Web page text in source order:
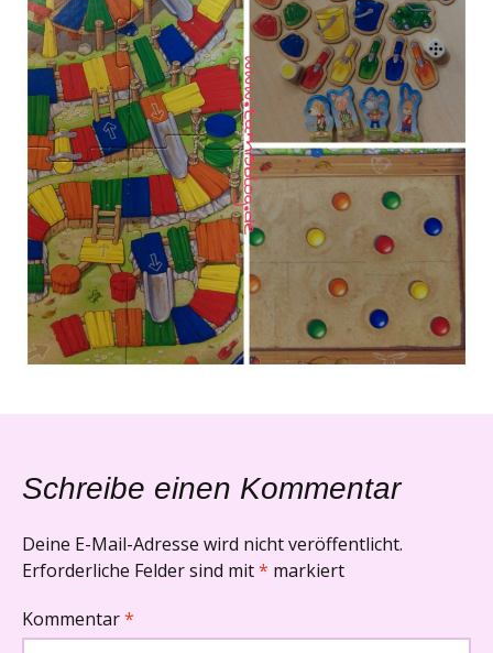
Schreibe einen Kommentar
Deine E-Mail-Adresse wird nicht veröffentlicht.
Erforderliche Felder sind mit* markiert
Kommentar*